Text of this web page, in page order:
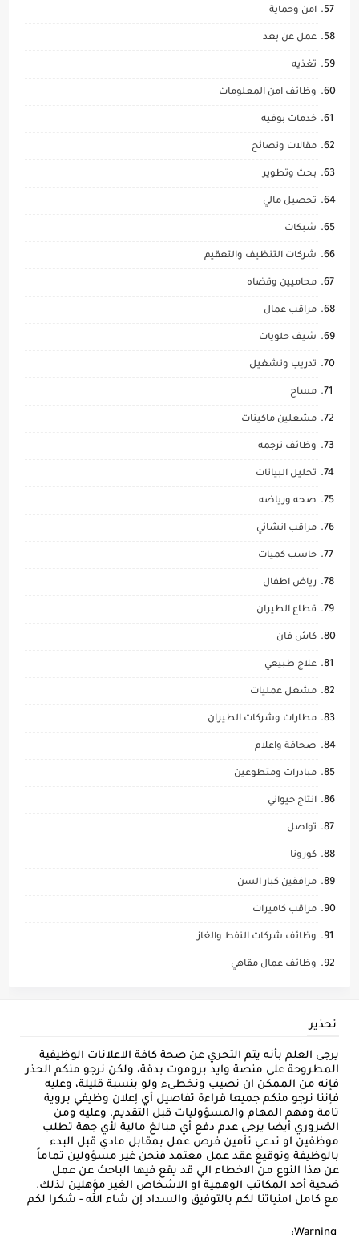
امن وحماية
عمل عن بعد
تغذيه
وظائف امن المعلومات
خدمات بوفيه
مقالات ونصائح
بحث وتطوير
تحصيل مالي
شبكات
شركات التنظيف والتعقيم
محاميين وقضاه
مراقب عمال
شيف حلويات
تدريب وتشغيل
مساح
مشغلين ماكينات
وظائف ترجمه
تحليل البيانات
صحه ورياضه
مراقب انشائي
حاسب كميات
رياض اطفال
قطاع الطيران
كاش فان
علاج طبيعي
مشغل عمليات
مطارات وشركات الطيران
صحافة واعلام
مبادرات ومتطوعين
انتاج حيواني
تواصل
كورونا
مرافقين كبار السن
مراقب كاميرات
وظائف شركات النفط والغاز
وظائف عمال مقاهي
تحذير
يرجى العلم بأنه يتم التحري عن صحة كافة الاعلانات الوظيفية
المطروحة على منصة وايد بروموت بدقة، ولكن نرجو منكم الحذر
فإنه من الممكن ان نصيب ونخطىء ولو بنسبة قليلة، وعليه
فإننا نرجو منكم جميعا قراءة تفاصيل أي إعلان وظيفي بروية
تامة وفهم المهام والمسؤوليات قبل التقديم. وعليه ومن
الضروري أيضا يرجى عدم دفع أي مبالغ مالية لأي جهة تطلب
موظفين او تدعي تأمين فرص عمل بمقابل مادي قبل البدء
بالوظيفة وتوقيع عقد عمل معتمد فنحن غير مسؤولين تماماً
عن هذا النوع من الاخطاء الي قد يقع فيها الباحث عن عمل
ضحية أحد المكاتب الوهمية او الاشخاص الغير مؤهلين لذلك.
مع كامل امنياتنا لكم بالتوفيق والسداد إن شاء الله - شكرا لكم